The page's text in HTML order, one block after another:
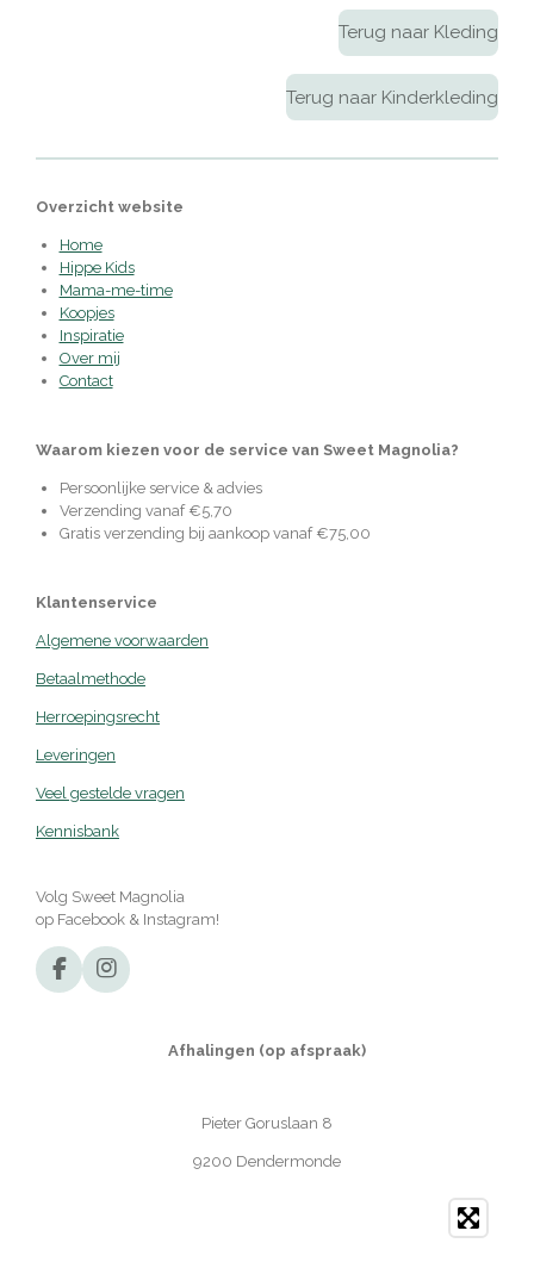
Terug naar Kleding
Terug naar Kinderkleding
Overzicht website
Home
Hippe Kids
Mama-me-time
Koopjes
Inspiratie
Over mij
Contact
Waarom kiezen voor de service van Sweet Magnolia?
Persoonlijke service & advies
Verzending vanaf €5,70
Gratis verzending bij aankoop vanaf €75,00
Klantenservice
Algemene voorwaarden
Betaalmethode
Herroepingsrecht
Leveringen
Veel gestelde vragen
Kennisbank
Volg Sweet Magnolia
op Facebook & Instagram!
F
a
I
n
Afhalingen (op afspraak)
Pieter Goruslaan 8
9200 Dendermonde